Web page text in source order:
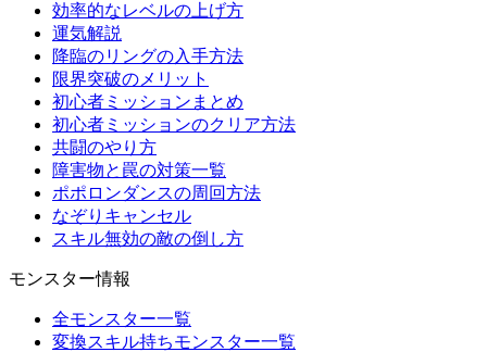
効率的なレベルの上げ方
運気解説
降臨のリングの入手方法
限界突破のメリット
初心者ミッションまとめ
初心者ミッションのクリア方法
共闘のやり方
障害物と罠の対策一覧
ポポロンダンスの周回方法
なぞりキャンセル
スキル無効の敵の倒し方
モンスター情報
全モンスター一覧
変換スキル持ちモンスター一覧